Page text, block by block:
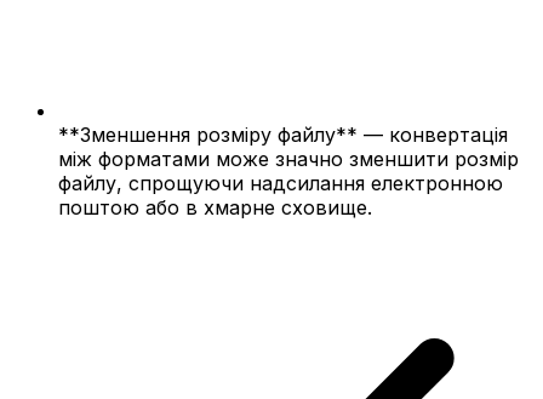
**Зменшення розміру файлу** — конвертація
між форматами може значно зменшити розмір
файлу, спрощуючи надсилання електронною
поштою або в хмарне сховище.